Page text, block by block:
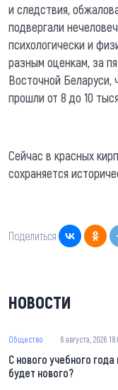
и следствия,
подвергали
психологически и
разным оценкам, за
Восточной Беларуси,
прошли от 8 до 10
Сейчас в красных
сохраняется
Поделиться:
НОВОСТИ
Общество 6 августа, 2026
С нового учебного
будет нового?